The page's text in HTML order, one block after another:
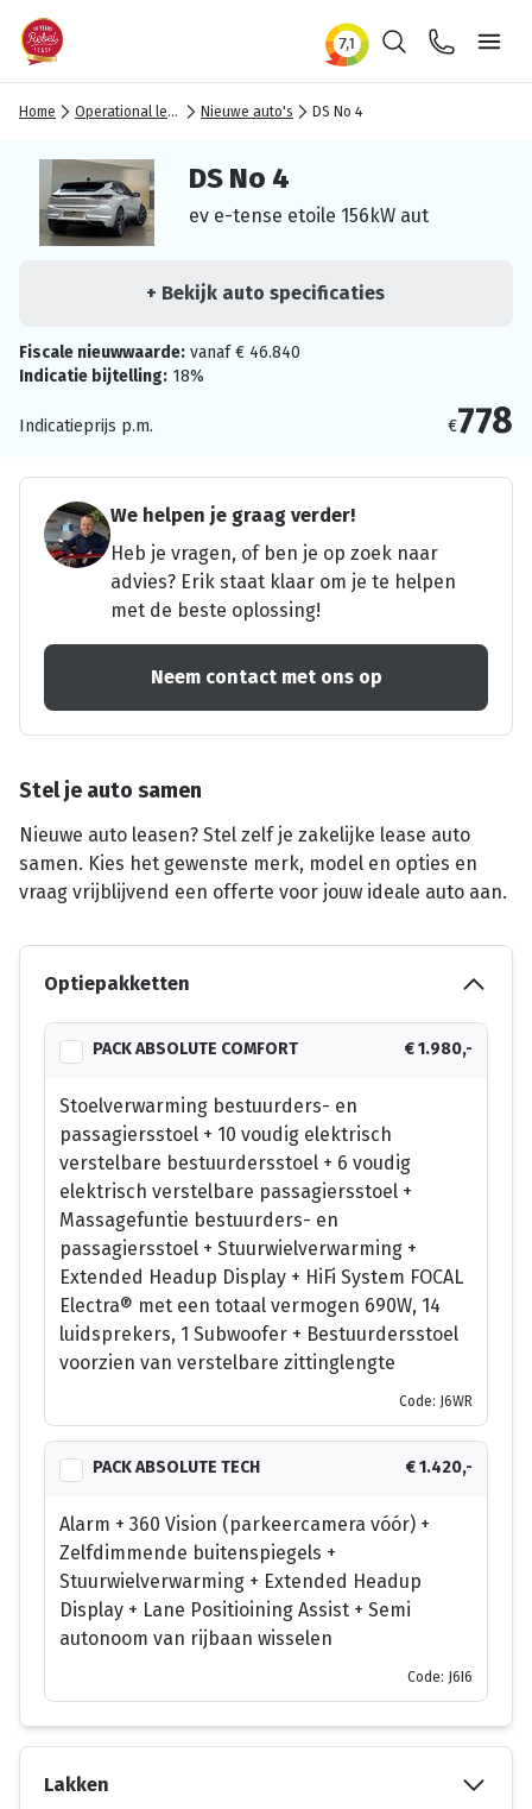
ZoekenContact
Home Operational lease Nieuwe auto's DS No 4
DS No 4
ev e-tense etoile 156kW aut
+ Bekijk auto specificaties
Fiscale nieuwwaarde: vanaf € 46.840
Indicatie bijtelling: 18%
Indicatieprijs p.m. €778
We helpen je graag verder!
Heb je vragen, of ben je op zoek naar
advies? Erik staat klaar om je te helpen
met de beste oplossing!
Neem contact met ons op
Stel je auto samen
Nieuwe auto leasen? Stel zelf je zakelijke lease auto
samen. Kies het gewenste merk, model en opties en
vraag vrijblijvend een offerte voor jouw ideale auto aan.
Optiepakketten
PACK ABSOLUTE COMFORT € 1.980,-
Stoelverwarming bestuurders- en
passagiersstoel + 10 voudig elektrisch
verstelbare bestuurdersstoel + 6 voudig
elektrisch verstelbare passagiersstoel +
Massagefuntie bestuurders- en
passagiersstoel + Stuurwielverwarming +
Extended Headup Display + HiFi System FOCAL
Electra® met een totaal vermogen 690W, 14
luidsprekers, 1 Subwoofer + Bestuurdersstoel
voorzien van verstelbare zittinglengte
Code: J6WR
PACK ABSOLUTE TECH € 1.420,-
Alarm + 360 Vision (parkeercamera vóór) +
Zelfdimmende buitenspiegels +
Stuurwielverwarming + Extended Headup
Display + Lane Positioining Assist + Semi
autonoom van rijbaan wisselen
Code: J6I6
Lakken